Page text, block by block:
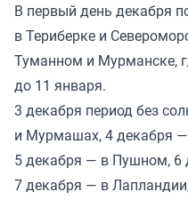
В первый день декабря
в Териберке и
Туманном и Мурманске,
до 11 января.
3 декабря период без
и Мурмашах, 4 декабря
5 декабря — в Пушном, 6
7 декабря — в